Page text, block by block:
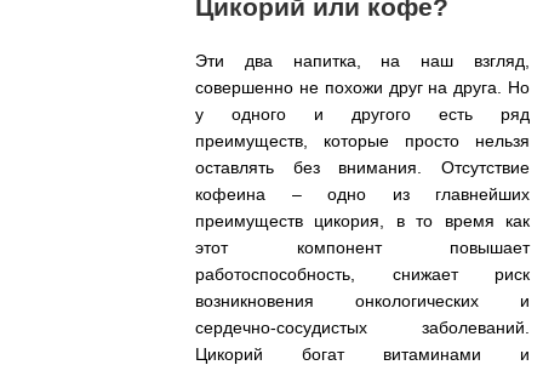
Цикорий или кофе?
Эти два напитка, на наш взгляд,
совершенно не похожи друг на друга. Но
у одного и другого есть ряд
преимуществ, которые просто нельзя
оставлять без внимания. Отсутствие
кофеина – одно из главнейших
преимуществ цикория, в то время как
этот компонент повышает
работоспособность, снижает риск
возникновения онкологических и
сердечно-сосудистых заболеваний.
Цикорий богат витаминами и